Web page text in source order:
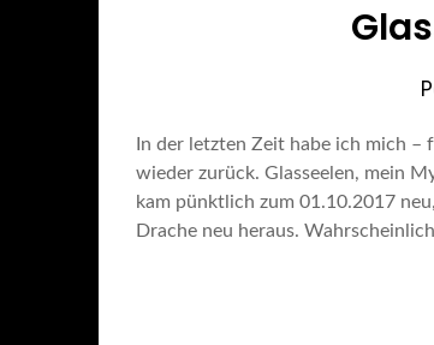
In der letzten Zeit habe ich mich
wieder zurück. Glasseelen, mein
kam pünktlich zum 01.10.2017
Drache neu heraus.